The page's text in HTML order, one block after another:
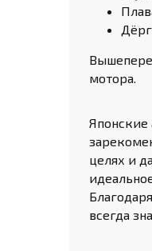
мотора.
Японские
целях и
всегда